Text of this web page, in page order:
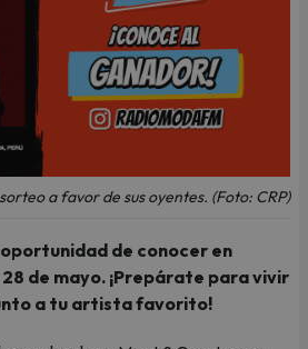
a favor de sus oyentes. (Foto: CRP)
de conocer en
de mayo. ¡Prepárate para vivir
a tu artista favorito!